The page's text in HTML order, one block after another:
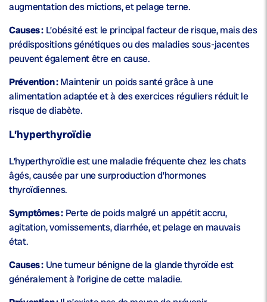
augmentation des mictions, et pelage terne.
Causes : L’obésité est le principal facteur de risque, mais des
prédispositions génétiques ou des maladies sous-jacentes
peuvent également être en cause.
Prévention :Maintenir un poids santé grâce à une
alimentation adaptée et à des exercices réguliers réduit le
risque de diabète.
L’hyperthyroïdie
L’hyperthyroïdie est une maladie fréquente chez les chats
âgés, causée par une surproduction d’hormones
thyroïdiennes.
Symptômes : Perte de poids malgré un appétit accru,
agitation, vomissements, diarrhée, et pelage en mauvais
état.
Causes : Une tumeur bénigne de la glande thyroïde est
généralement à l’origine de cette maladie.